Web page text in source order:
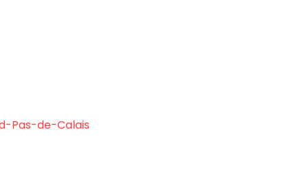
Pas-de-Calais